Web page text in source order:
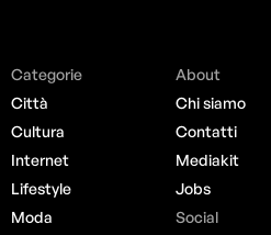
Categorie
Città
Cultura
Internet
Lifestyle
Moda
About
Chi siamo
Contatti
Mediakit
Jobs
Social